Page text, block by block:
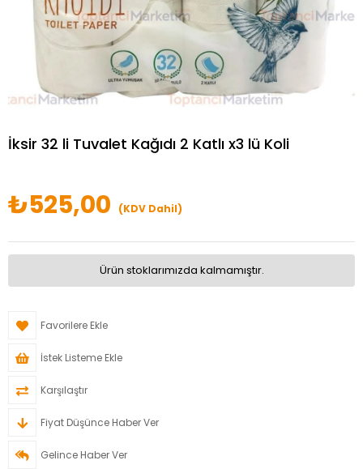
İksir 32 li Tuvalet Kağıdı 2 Katlı x3 lü Koli
₺525,00 (KDV Dahil)
Ürün stoklarımızda kalmamıştır.
Favorilere Ekle
İstek Listeme Ekle
Karşılaştır
Fiyat Düşünce Haber Ver
Gelince Haber Ver